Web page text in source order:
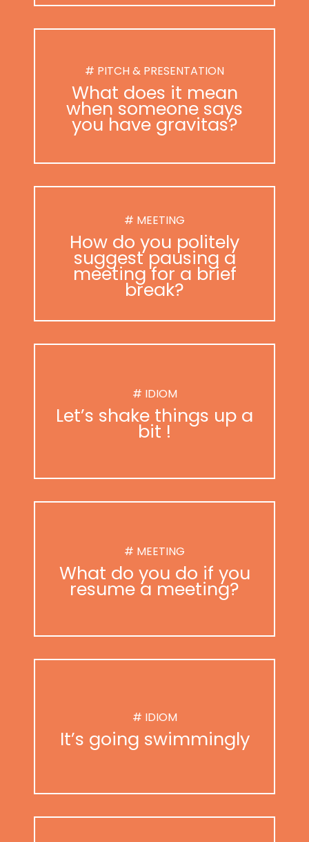
# PITCH & PRESENTATION
What does it mean
when someone says
you have gravitas?
# MEETING
How do you politely
suggest pausing a
meeting for a brief
break?
# IDIOM
Let’s shake things up a
bit !
# MEETING
What do you do if you
resume a meeting?
# IDIOM
It’s going swimmingly